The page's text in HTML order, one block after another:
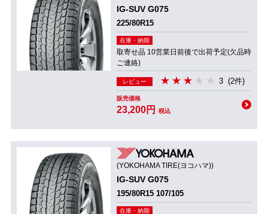
IG-SUV G075
225/80R15
在庫・納期
取寄せ品 10営業日前後で出荷予定(欠品時
ご連絡)
レビュー 3 (2件)
販売価格
23,200円 税込
(YOKOHAMA TIRE(ヨコハマ))
IG-SUV G075
195/80R15 107/105
在庫・納期